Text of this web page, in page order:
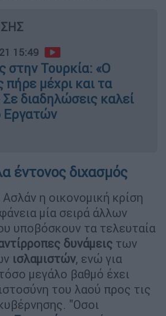
15:49
στην Τουρκία: «Ο
πήρε μέχρι και τα
διαδηλώσεις καλεί
Εργατών
έντονος διχασμός
η οικονομική κρίση
μία σειρά άλλων
υποβόσκουν τα τελευταία
δυνάμεις των
ισλαμιστών, ενώ για
μεγάλο βαθμό έχει
του λαού προς τις
"Οσοι